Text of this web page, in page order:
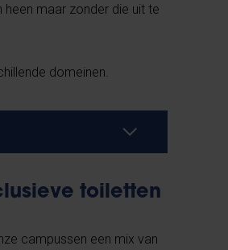
heen maar zonder die uit te
domeinen.
toiletten
campussen een mix van